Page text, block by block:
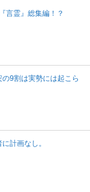
言霊』総集編！？
9割は実勢には起こら
計画なし。